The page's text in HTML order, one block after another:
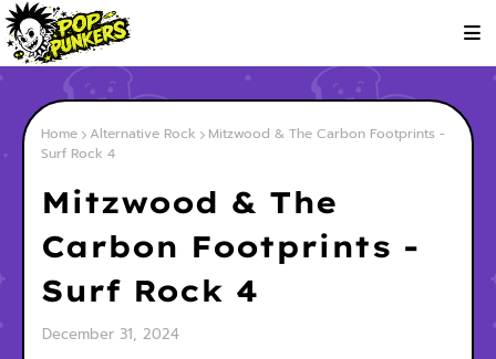
Home Alternative Rock
Mitzwood & The Carbon Footprints -
Surf Rock 4
Mitzwood & The
Carbon Footprints -
Surf Rock 4
December 31, 2024